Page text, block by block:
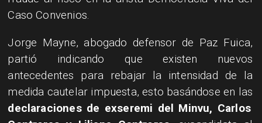
Caso Convenios.
Jorge Mayne, abogado defensor de Paz Fuica,
partió indicando que existen nuevos
antecedentes para rebajar la intensidad de la
medida cautelar impuesta, esto basándose en las
declaraciones de exseremi del Minvu, Carlos